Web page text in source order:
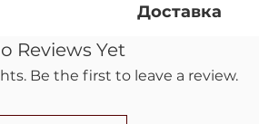
за
Передоплата
Доставка
полі)
Reviews Yet
Be the first to leave a review.